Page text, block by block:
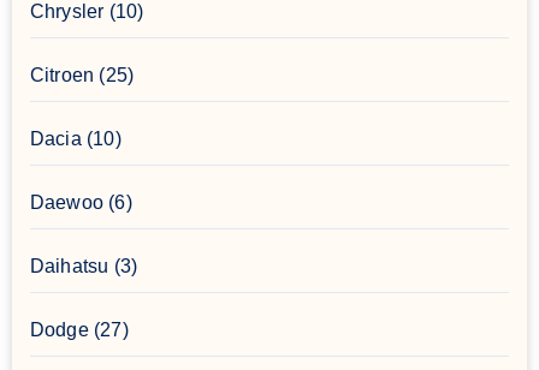
Chrysler (10)
Citroen (25)
Dacia (10)
Daewoo(6)
Daihatsu (3)
Dodge(27)